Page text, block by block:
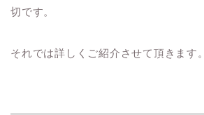
切です。
それでは詳しくご紹介させて頂きます。